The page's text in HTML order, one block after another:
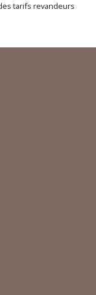
tarifs revandeurs